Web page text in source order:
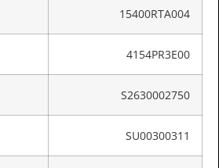
15400RTA004
4154PR3E00
S2630002750
SU00300311